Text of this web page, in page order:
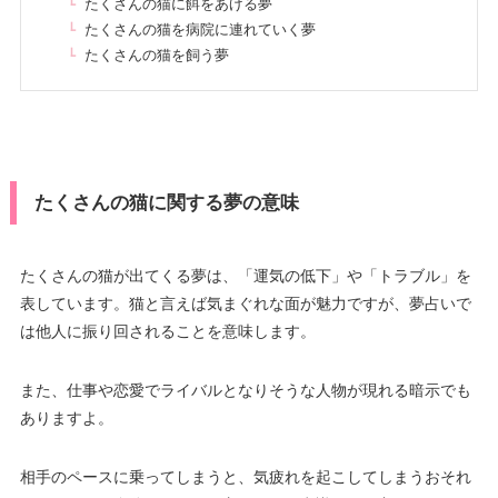
たくさんの猫に餌をあげる夢
たくさんの猫を病院に連れていく夢
たくさんの猫を飼う夢
たくさんの猫に関する夢の意味
たくさんの猫が出てくる夢は、「運気の低下」や「トラブル」を
表しています。猫と言えば気まぐれな面が魅力ですが、夢占いで
は他人に振り回されることを意味します。
また、仕事や恋愛でライバルとなりそうな人物が現れる暗示でも
ありますよ。
相手のペースに乗ってしまうと、気疲れを起こしてしまうおそれ